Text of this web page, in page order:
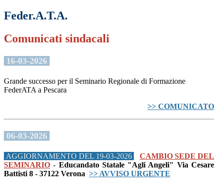
Feder.A.T.A.
Comunicati sindacali
16-03-2026
Grande successo per il Seminario Regionale di Formazione
FederATA a Pescara
>> COMUNICATO
06-03-2026
AGGIORNAMENTO DEL 19-03-2026
CAMBIO SEDE DEL
SEMINARIO - Educandato Statale "Agli Angeli" Via Cesare
Battisti 8 - 37122 Verona >> AVVISO URGENTE